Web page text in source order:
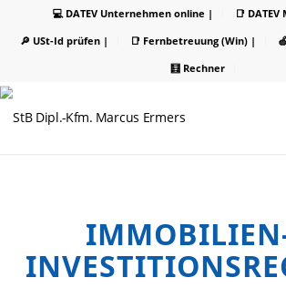
💻 DATEV Unternehmen online |
📑
🔎 USt-Id prüfen |
📑 Fernbetreuung (Win) |
🧮 Rechner